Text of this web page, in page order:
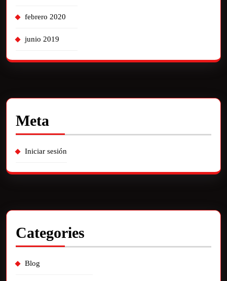
febrero 2020
junio 2019
Meta
Iniciar sesión
Categories
Blog